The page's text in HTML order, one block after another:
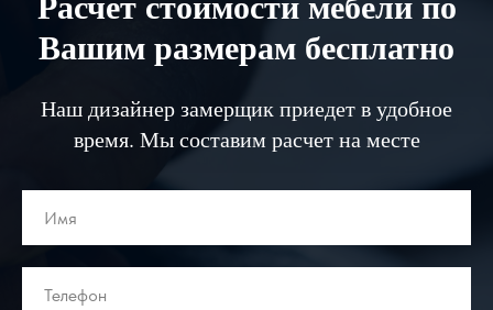
Вашим размерам бесплатно
Наш дизайнер замерщик приедет в удобное
время. Мы составим расчет на месте